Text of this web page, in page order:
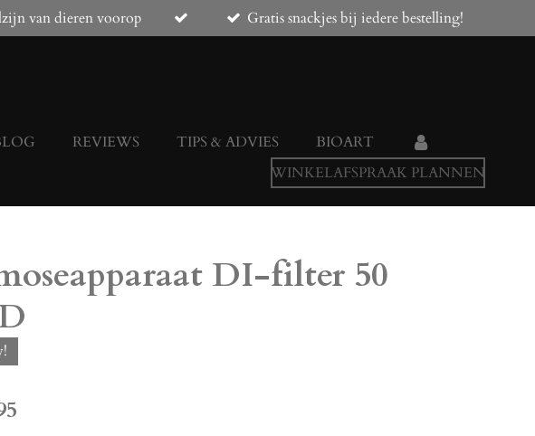
van dieren voorop Gratis snackjes bij iedere bestelling!
REVIEWS TIPS & ADVIES
BIOART
WINKELAFSPRAAK PLANNEN
DI-filter 50